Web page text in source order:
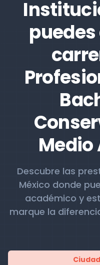
Descubre las
México donde
académico y
marque la